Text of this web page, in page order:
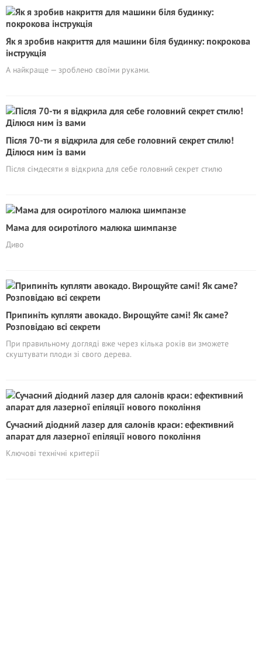
Як я зробив накриття для машини біля будинку: покрокова
інструкція
А найкраще — зроблено своїми руками.
Після 70-ти я відкрила для себе головний секрет стилю!
Ділюся ним із вами
Після сімдесяти я відкрила для себе головний секрет стилю
Мама для осиротілого малюка шимпанзе
Диво
Припиніть купляти авокадо. Вирощуйте самі! Як саме?
Розповідаю всі секрети
При правильному догляді вже через кілька років ви зможете
скуштувати плоди зі свого дерева.
Сучасний діодний лазер для салонів краси: ефективний
апарат для лазерної епіляції нового покоління
Ключові технічні критерії